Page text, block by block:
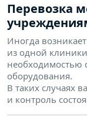
Перевозка
Иногда
из одной
необходимостью
оборудования.
В таких случаях
и контроль